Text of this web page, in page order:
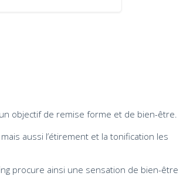
objectif de remise forme et de bien-être.
aussi l’étirement et la tonification les
procure ainsi une sensation de bien-être